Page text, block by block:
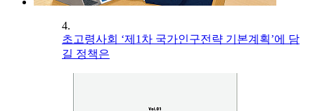
4.
초고령사회 ‘제1차 국가인구전략 기본계획’에 담
길 정책은